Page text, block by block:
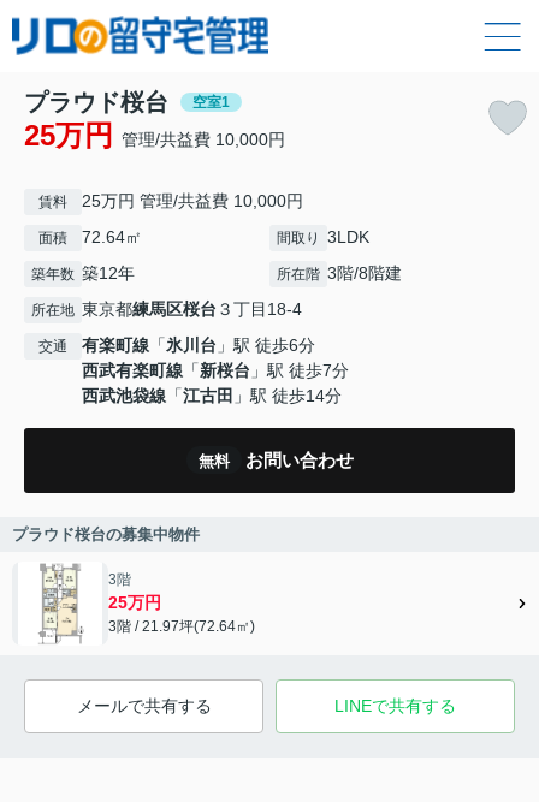
プラウド桜台 空室1
25万円 管理/共益費 10,000円
賃料 25万円 管理/共益費 10,000円
面積 72.64㎡ 間取り 3LDK
築年数 築12年 所在階 3階/8階建
所在地 東京都練馬区桜台 ３丁目18-4
交通 有楽町線 「氷川台 」駅 徒歩6分
西武有楽町線 「新桜台 」駅 徒歩7分
西武池袋線 「江古田 」駅 徒歩14分
無料 お問い合わせ
プラウド桜台の募集中物件
3階
25万円
3階 / 21.97坪(72.64㎡)
メールで共有する LINEで共有する